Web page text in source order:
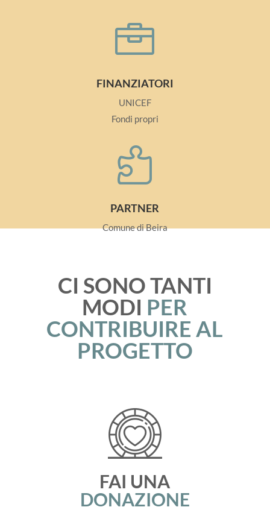

FINANZIATORI
UNICEF
Fondi propri

PARTNER
Comune di Beira
CI SONO TANTI
MODI PER
CONTRIBUIRE AL
PROGETTO
FAI UNA
DONAZIONE